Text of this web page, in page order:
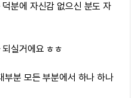
분에 자신감 없으신 분도 자
실거에요 ㅎㅎ
부분 모든 부분에서 하나 하나